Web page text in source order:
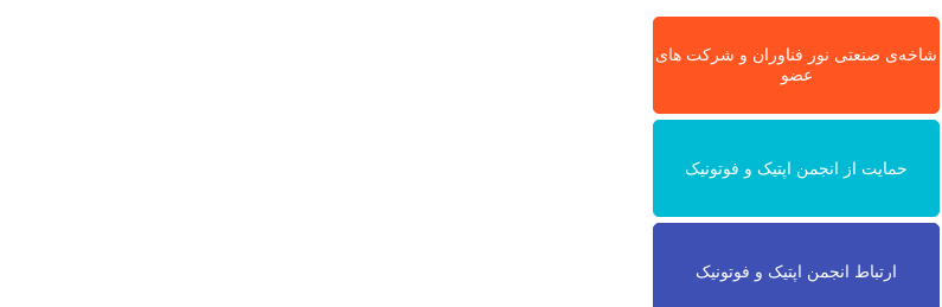
شاخه‌ی صنعتی نور فناوران و شرکت های
عضو
حمایت از انجمن اپتیک و فوتونیک
ارتباط انجمن اپتیک و فوتونیک